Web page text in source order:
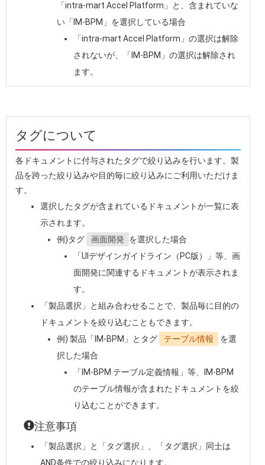
「intra-mart Accel Platform」と、含まれていな
い「IM-BPM」を選択している場合
「intra-mart Accel Platform」の選択は解除
されないが、「IM-BPM」の選択は解除され
ます。
タグについて
各ドキュメントに付与されたタグで絞り込みを行います。製
品を跨った絞り込みや目的毎に絞り込みにご利用いただけま
す。
選択したタグが含まれているドキュメントが一覧に表
示されます。
例)タグ
画面開発
を選択した場合
「UIデザインガイドライン（PC版）」等、画
面開発に関連するドキュメントが表示されま
す。
「製品選択」と組み合わせることで、製品毎に目的の
ドキュメントを絞り込むこともできます。
例) 製品「IM-BPM」とタグ
テーブル情報
を選
択した場合
「IM-BPM テーブル定義情報」等、IM-BPM
のテーブル情報が含まれたドキュメントを絞
り込むことができます。
注意事項
「製品選択」と「タグ選択」、「タグ選択」同士は
AND条件での絞り込みになります。